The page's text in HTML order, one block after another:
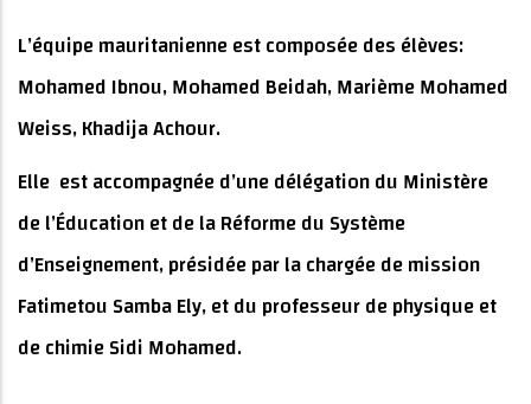
L’équipe mauritanienne est composée des élèves:
Mohamed Ibnou, Mohamed Beidah, Marième Mohamed
Weiss, Khadija Achour.
Elle est accompagnée d’une délégation du Ministère
de l’Éducation et de la Réforme du Système
d’Enseignement, présidée par la chargée de mission
Fatimetou Samba Ely, et du professeur de physique et
de chimie Sidi Mohamed.